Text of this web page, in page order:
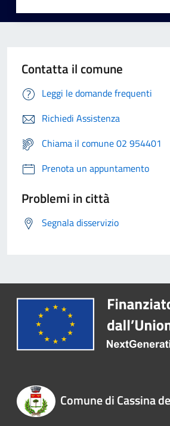
Contatta il comune
Leggi le domande frequenti
Richiedi Assistenza
Chiama il comune 02 954401
Prenota un appuntamento
Problemi in città
Segnala disservizio
Comune di Cassina